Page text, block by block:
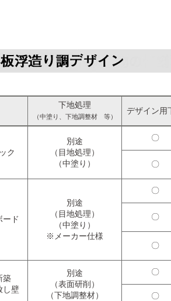
下地処理
（中塗り、下地調整材 等）
デザイン用
ク
別途
（目地処理）
（中塗り）
〇
〇
ード
別途
（目地処理）
（中塗り）
※メーカー仕様
〇
〇
〇
築
し壁
別途
（表面研削）
（下地調整材）
〇
〇